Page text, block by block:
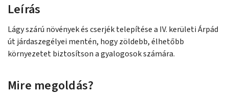
Leírás
Lágy szárú növények és cserjék telepítése a IV. kerületi Árpád
út járdaszegélyei mentén, hogy zöldebb, élhetőbb
környezetet biztosítson a gyalogosok számára.
Mire megoldás?